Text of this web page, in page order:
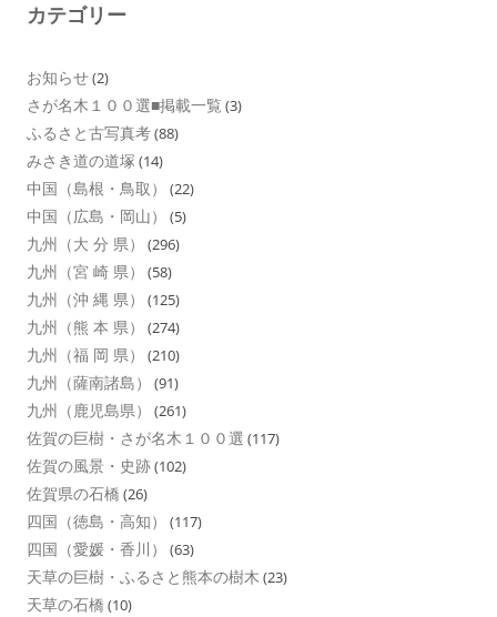
カテゴリー
お知らせ(2)
さが名木１００選■掲載一覧 (3)
ふるさと古写真考(88)
みさき道の道塚 (14)
中国（島根・鳥取） (22)
中国（広島・岡山） (5)
九州（大 分 県） (296)
九州（宮 崎 県） (58)
九州（沖 縄 県） (125)
九州（熊 本 県） (274)
九州（福 岡 県） (210)
九州（薩南諸島） (91)
九州（鹿児島県） (261)
佐賀の巨樹・さが名木１００選 (117)
佐賀の風景・史跡(102)
佐賀県の石橋 (26)
四国（徳島・高知） (117)
四国（愛媛・香川） (63)
天草の巨樹・ふるさと熊本の樹木 (23)
天草の石橋 (10)